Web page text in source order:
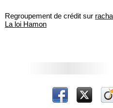
Regroupement de crédit sur
La loi Hamon